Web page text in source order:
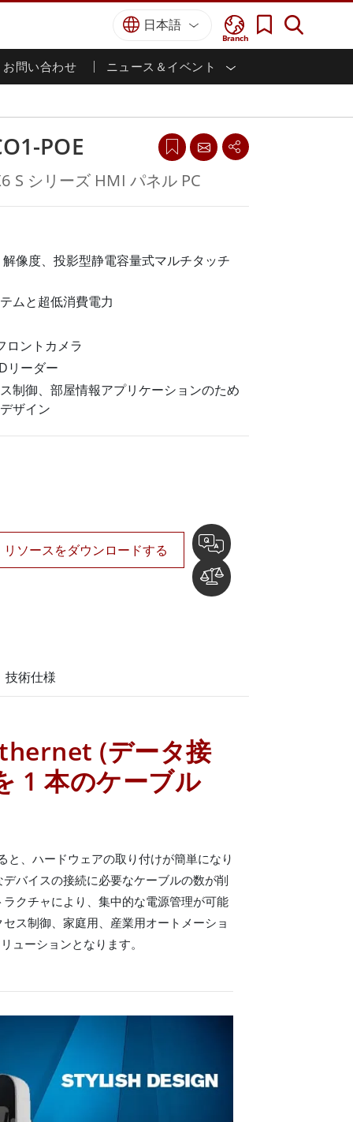
Branch
日本語
お問い合わせ ニュース＆イベント
防衛頑丈なノートパソコン
防衛超堅牢タブレット
防衛パネルPC
防衛ディスプレイ / NVIS ディスプレイ
防衛サーバー
マリングレード
船舶用組込みコンピュータ
ステンレス鋼グレード
ステンレスパネルPC
ステンレスディスプレイ
海洋
防衛
インテリジェントロボットシス
テム
認証／コンプライアンス
POE
S シリーズ HMI パネル PC
像度、投影型静電容量式マルチタッチ
ムと超低消費電力
ロントカメラ
リーダー
制御、部屋情報アプリケーションのため
ザイン
リソースをダウンロードする
技術仕様
(データ接
1 本のケーブル
、ハードウェアの取り付けが簡単になり
バイスの接続に必要なケーブルの数が削
クチャにより、集中的な電源管理が可能
ス制御、家庭用、産業用オートメーショ
ューションとなります。